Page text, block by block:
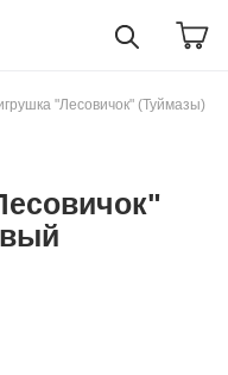
"Лесовичок" (Туймазы)